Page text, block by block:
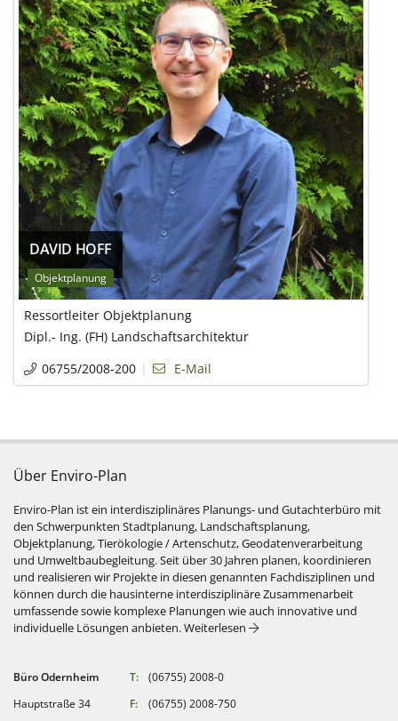
DAVID HOFF
Objektplanung
Ressortleiter Objektplanung
Dipl.- Ing. (FH) Landschaftsarchitektur
06755/2008-200
E-Mail
Über Enviro-Plan
Enviro-Plan ist ein interdisziplinäres Planungs- und Gutachterbüro mit
den Schwerpunkten Stadtplanung, Landschaftsplanung,
Objektplanung, Tierökologie / Artenschutz, Geodatenverarbeitung
und Umweltbaubegleitung. Seit über 30 Jahren planen, koordinieren
und realisieren wir Projekte in diesen genannten Fachdisziplinen und
können durch die hausinterne interdisziplinäre Zusammenarbeit
umfassende sowie komplexe Planungen wie auch innovative und
individuelle Lösungen anbieten.Weiterlesen : Über Enviro-Plan
Büro Odernheim
Hauptstraße 34
T:
(06755) 2008-0
F:
(06755) 2008-750